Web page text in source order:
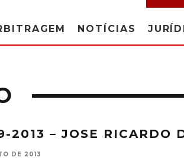
NOTÍCIAS
2013 – JOSE RICARDO
DE 2013